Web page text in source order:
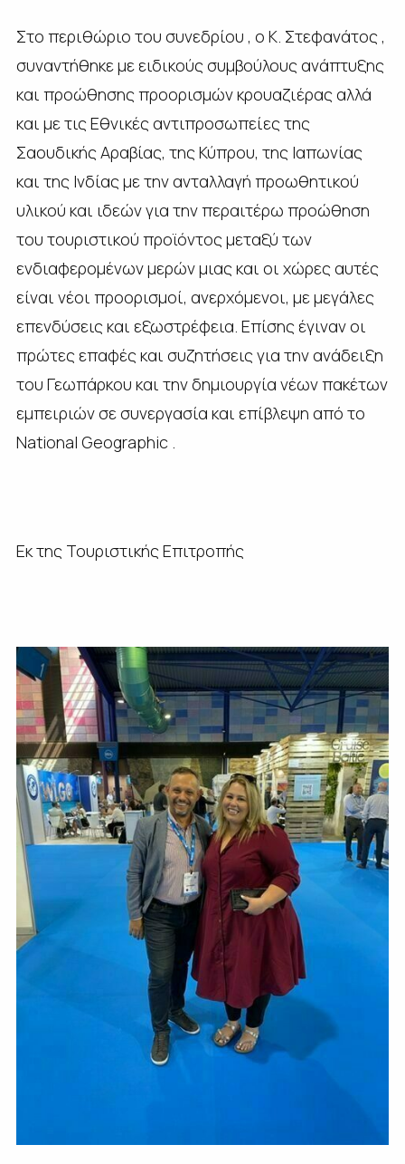
Στο περιθώριο του συνεδρίου , ο Κ. Στεφανάτος ,
συναντήθηκε με ειδικούς συμβούλους ανάπτυξης
και προώθησης προορισμών κρουαζιέρας αλλά
και με τις Εθνικές αντιπροσωπείες της
Σαουδικής Αραβίας, της Κύπρου, της Ιαπωνίας
και της Ινδίας με την ανταλλαγή προωθητικού
υλικού και ιδεών για την περαιτέρω προώθηση
του τουριστικού προϊόντος μεταξύ των
ενδιαφερομένων μερών μιας και οι χώρες αυτές
είναι νέοι προορισμοί, ανερχόμενοι, με μεγάλες
επενδύσεις και εξωστρέφεια. Επίσης έγιναν οι
πρώτες επαφές και συζητήσεις για την ανάδειξη
του Γεωπάρκου και την δημιουργία νέων πακέτων
εμπειριών σε συνεργασία και επίβλεψη από το
National Geographic .
Εκ της Τουριστικής Επιτροπής